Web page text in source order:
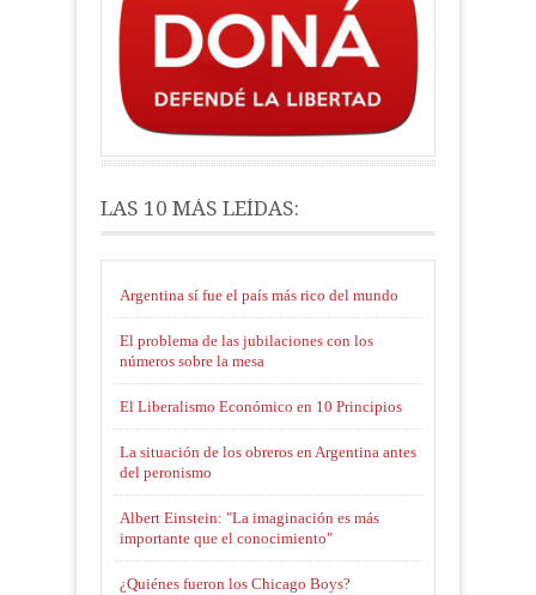
LAS 10 MÁS LEÍDAS:
Argentina sí fue el país más rico del mundo
El problema de las jubilaciones con los
números sobre la mesa
El Liberalismo Económico en 10 Principios
La situación de los obreros en Argentina antes
del peronismo
Albert Einstein: "La imaginación es más
importante que el conocimiento"
¿Quiénes fueron los Chicago Boys?